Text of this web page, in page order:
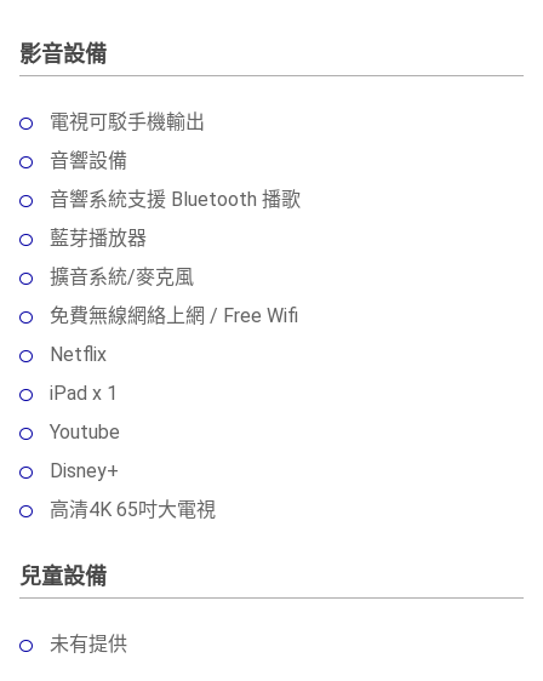
影音設備
電視可駁手機輸出
音響設備
音響系統支援 Bluetooth 播歌
藍芽播放器
擴音系統/麥克風
免費無線網絡上網 / Free Wifi
Netflix
iPad x 1
Youtube
Disney+
高清4K 65吋大電視
兒童設備
未有提供